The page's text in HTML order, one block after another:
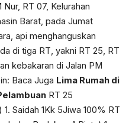
RT 07, Kelurahan
Barat, pada Jumat
api menghanguskan
di tiga RT, yakni RT 25, RT
kebakaran di Jalan PM
Baca Juga Lima Rumah di
RT 25
Saidah 1Kk 5Jiwa 100% RT